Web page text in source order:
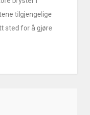
tilgjengelige
sted for å gjøre